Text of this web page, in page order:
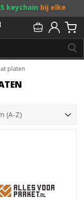
keychain bij elke
! Doe je mee?
platen